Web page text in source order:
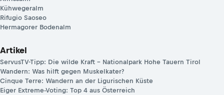
Kühwegeralm
Rifugio Saoseo
Hermagorer Bodenalm
Artikel
ServusTV-Tipp: Die wilde Kraft – Nationalpark Hohe Tauern Tirol
Wandern: Was hilft gegen Muskelkater?
Cinque Terre: Wandern an der Ligurischen Küste
Eiger Extreme-Voting: Top 4 aus Österreich